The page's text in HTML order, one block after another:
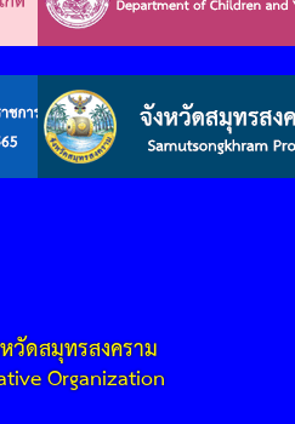
วัดสมุทรสงคราม
Organization